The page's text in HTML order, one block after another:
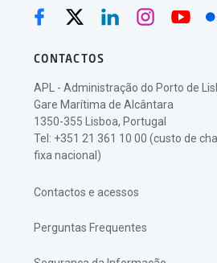
CONTACTOS
APL - Administração do Porto de
Gare Marítima de Alcântara
1350-355 Lisboa, Portugal
Tel: +351 21 361 10 00 (custo de
fixa nacional)
Contactos e acessos
Perguntas Frequentes